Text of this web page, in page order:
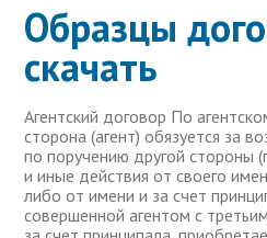
Образцы
скачать
Агентский договор По
сторона (агент) обязуется за
по поручению другой стороны
и иные действия от своего
либо от имени и за счет
совершенной агентом с